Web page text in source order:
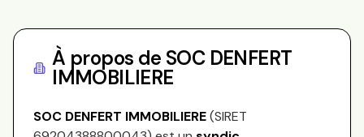
À propos de SOC DENFERT
IMMOBILIERE
SOC DENFERT IMMOBILIERE(SIRET